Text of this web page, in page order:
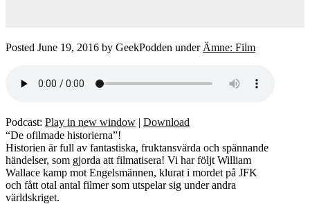
Posted June 19, 2016 by GeekPodden under Ämne: Film
Podcast: Play in new window | Download
“De ofilmade historierna”!
Historien är full av fantastiska, fruktansvärda och spännande
händelser, som gjorda att filmatisera! Vi har följt William
Wallace kamp mot Engelsmännen, klurat i mordet på JFK
och fått otal antal filmer som utspelar sig under andra
världskriget.